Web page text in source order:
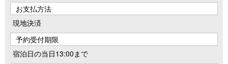
お支払方法
現地決済
予約受付期限
宿泊日の当日13:00まで